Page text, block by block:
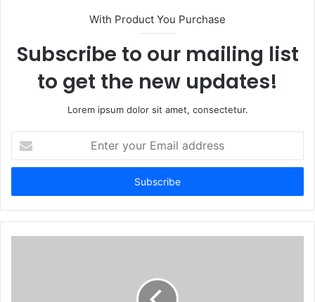
With Product You Purchase
Subscribe to our mailing list
to get the new updates!
Lorem ipsum dolor sit amet, consectetur.
your
Email